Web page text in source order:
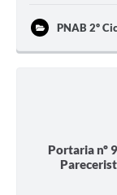
PNAB 2º
Portaria nº